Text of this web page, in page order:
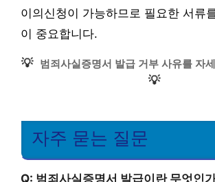
이의신청이 가능하므로 필요한 서류
이 중요합니다.
💡 범죄사실증명서 발급 거부 사유를 자
💡
자주 묻는 질문
Q: 범죄사실증명서 발급이란 무엇인